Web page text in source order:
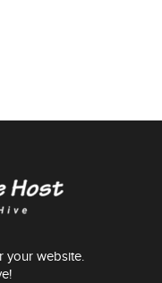
your website.